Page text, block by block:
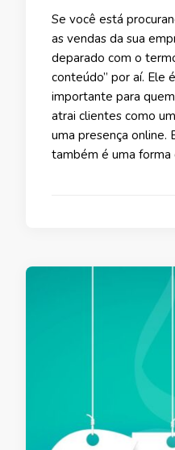
Se você está
as vendas da sua
deparado com o
conteúdo” por aí. Ele
importante para
atrai clientes como
uma presença online.
também é uma